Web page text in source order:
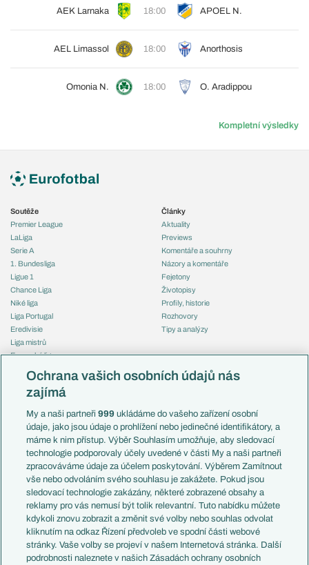
AEK Larnaka 18:00 APOEL N.
AEL Limassol 18:00 Anorthosis
Omonia N. 18:00 O. Aradippou
Kompletní výsledky
Soutěže
Premier League
LaLiga
Serie A
1. Bundesliga
Ligue 1
Chance Liga
Niké liga
Liga Portugal
Eredivisie
Liga mistrů
Evropská liga
Mistrovství světa
Liga národů
Témata
Představení týmů MS
EuroSkauting
PL v kostce
Evropské koeficienty
Přestupy
Přestupové spekulace
Zranění
Kluby
Arsenal FC
Články
Aktuality
Previews
Komentáře a souhrny
Názory a komentáře
Fejetony
Životopisy
Profily, historie
Rozhovory
Tipy a analýzy
Česko
Francie
Itálie
Německo
Španělsko
Argentina
Brazílie
Přestupy
Zápasy
Livescore
Tipovací soutěž
Ochrana vašich osobních údajů nás
zajímá
My a naši partneři999 ukládáme do vašeho zařízení osobní
údaje, jako jsou údaje o prohlížení nebo jedinečné identifikátory, a
máme k nim přístup. Výběr Souhlasím umožňuje, aby sledovací
technologie podporovaly účely uvedené v části My a naši partneři
zpracováváme údaje za účelem poskytování. Výběrem Zamítnout
vše nebo odvoláním svého souhlasu je zakážete. Pokud jsou
sledovací technologie zakázány, některé zobrazené obsahy a
reklamy pro vás nemusí být tolik relevantní. Tuto nabídku můžete
kdykoli znovu zobrazit a změnit své volby nebo souhlas odvolat
kliknutím na odkaz Řízení předvoleb ve spodní části webové
stránky. Vaše volby se projeví v našem Internetová stránka. Další
podrobnosti naleznete v našich Zásadách ochrany osobních